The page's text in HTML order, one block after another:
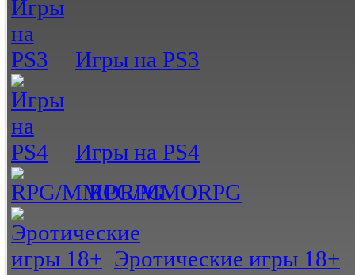
Игры на PS3
Игры на PS4
RPG/MMORPG
Эротические игры 18+